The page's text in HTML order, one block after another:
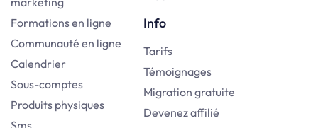
Formations en ligne
Communauté en ligne
Calendrier
Sous-comptes
Produits physiques
Sms
Info
Tarifs
Témoignages
Migration gratuite
Devenez affilié